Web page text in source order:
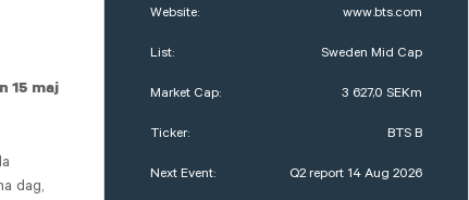
15 maj
dag,
Website: www.bts.com
List: Sweden Mid Cap
Market Cap: 3 627,0 SEKm
Ticker: BTS B
Next Event: Q2 report 14 Aug 2026